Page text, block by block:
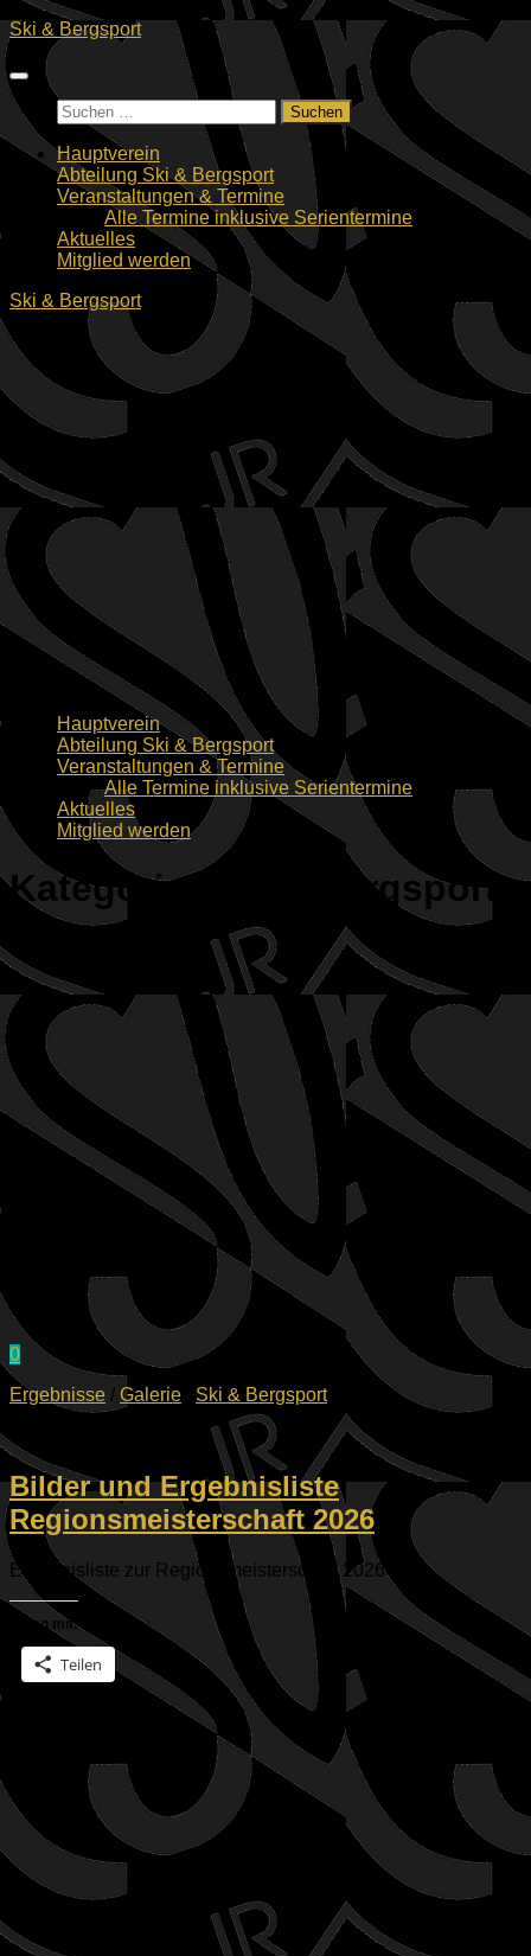
Zum
Inhalt
springen
Ski & Bergsport
Suchen
nach:
Hauptverein
Abteilung Ski & Bergsport
Veranstaltungen & Termine
Alle Termine inklusive Serientermine
Aktuelles
Mitglied werden
Ski & Bergsport
Hauptverein
Abteilung Ski & Bergsport
Veranstaltungen & Termine
Alle Termine inklusive Serientermine
Aktuelles
Mitglied werden
Kategorie: Ski & Bergsport
0
Ergebnisse / Galerie
Ski & Bergsport
Bilder und Ergebnisliste
Regionsmeisterschaft 2026
Ergebnisliste zur Regionsmeisterschaft 2026
Teilen mit:
Teilen